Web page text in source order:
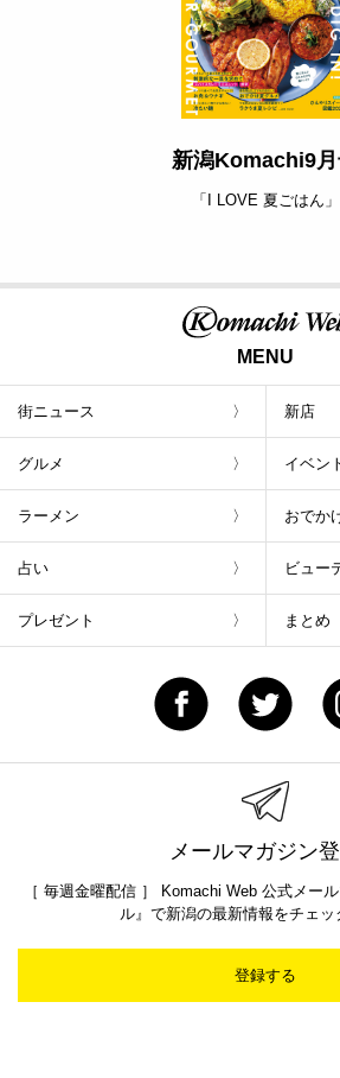
新潟Komachi9
「I LOVE 夏ごはん」
MENU
街ニュース 新店
グルメ イベン
ラーメン おでか
占い ビュー
プレゼント まとめ
メールマガジン
［ 毎週金曜配信 ］ Komachi Web 公式メー
ル』で新潟の最新情報をチェッ
登録する